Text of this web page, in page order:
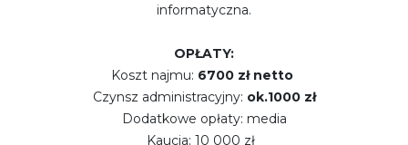
informatyczna.
OPŁATY:
Koszt najmu: 6700 zł netto
Czynsz administracyjny: ok.1000 zł
Dodatkowe opłaty: media
Kaucja: 10 000 zł